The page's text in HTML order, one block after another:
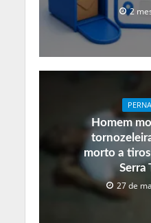
2
Homem
morto a
Serra
27 de